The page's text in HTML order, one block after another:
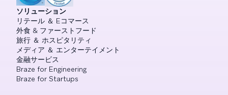
ソリューション
リテール ＆ Eコマース
外食 & ファーストフード
旅行 ＆ ホスピタリティ
メディア ＆ エンターテイメント
金融サービス
Braze for Engineering
Braze for Startups